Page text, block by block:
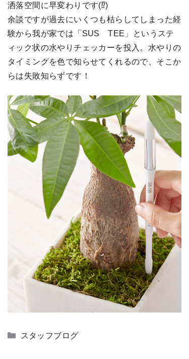
洒落空間に早変わりです(⁉)
余談ですが過去にいくつも枯らしてしまった経
験から我が家では「SUS TEE」というステ
ィック状の水やりチェッカーを投入。水やりの
タイミングを色で知らせてくれるので、そこか
らは失敗知らずです！
カ
スタッフブログ